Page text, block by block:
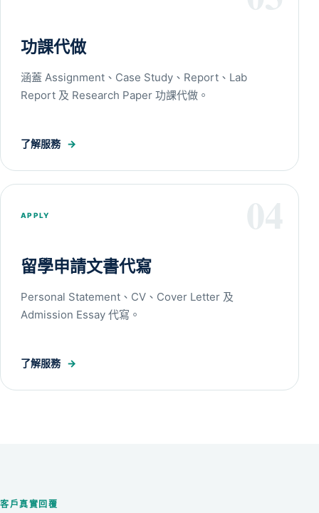
功課代做
涵蓋 Assignment、Case Study、Report、Lab
Report 及 Research Paper 功課代做。
了解服務 →
APPLY
留學申請文書代寫
Personal Statement、CV、Cover Letter 及
Admission Essay 代寫。
了解服務 →
客戶真實回覆